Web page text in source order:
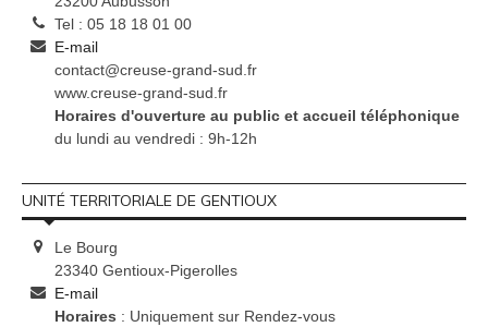
Tel : 05 18 18 01 00
E-mail
contact@creuse-grand-sud.fr
www.creuse-grand-sud.fr
Horaires d'ouverture au public et accueil téléphonique
du lundi au vendredi : 9h-12h
UNITÉ TERRITORIALE DE GENTIOUX
Le Bourg
23340 Gentioux-Pigerolles
E-mail
Horaires : Uniquement sur Rendez-vous